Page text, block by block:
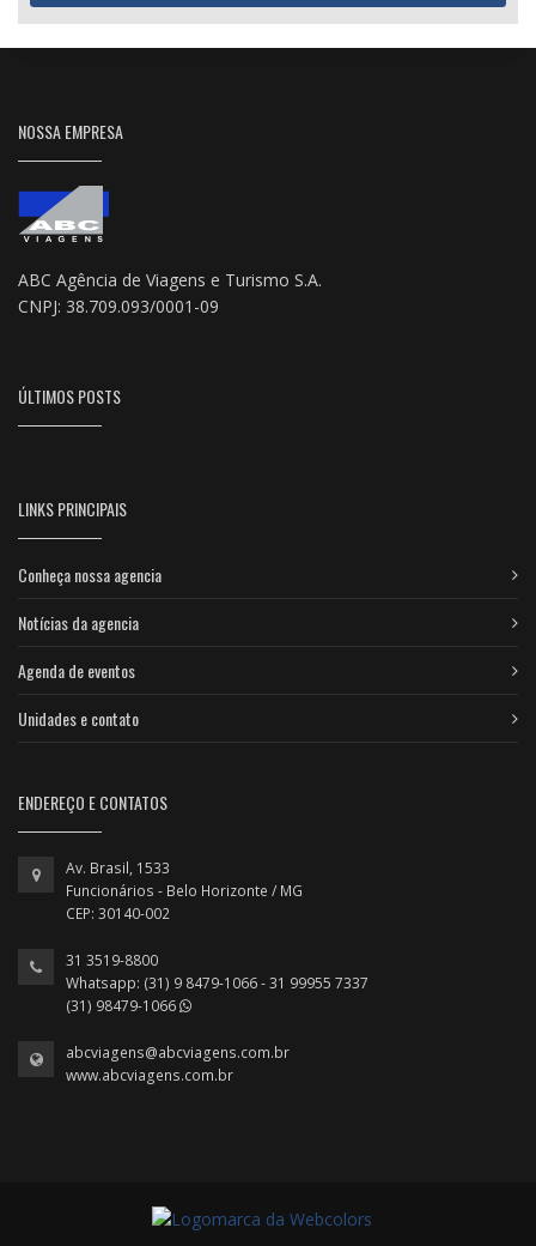
NOSSA EMPRESA
ABC Agência de Viagens e Turismo S.A.
CNPJ: 38.709.093/0001-09
ÚLTIMOS POSTS
LINKS PRINCIPAIS
Conheça nossa agencia
Notícias da agencia
Agenda de eventos
Unidades e contato
ENDEREÇO E CONTATOS
Av. Brasil, 1533
Funcionários - Belo Horizonte / MG
CEP: 30140-002
31 3519-8800
Whatsapp: (31) 9 8479-1066 - 31 99955 7337
(31) 98479-1066
abcviagens@abcviagens.com.br
www.abcviagens.com.br